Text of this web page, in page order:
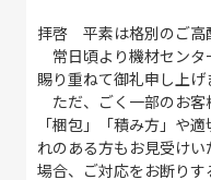
拝啓 平素は格別のご高
常日頃より機材センタ
賜り重ねて御礼申し上げ
ただ、ごく一部のお客
「梱包」「積み方」や
れのある方もお見受け
場合、ご対応をお断り